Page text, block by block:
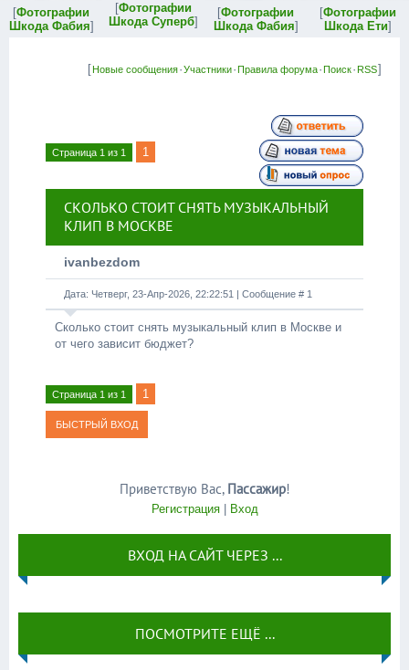
[Фотографии
Шкода Фабия]
[Фотографии
Шкода Суперб]
[Фотографии
Шкода Фабия]
[Фотографии
Шкода Ети]
[Новые сообщения·Участники·Правила форума·Поиск·RSS]
Страница 1 из 1 1
СКОЛЬКО СТОИТ СНЯТЬ МУЗЫКАЛЬНЫЙ
КЛИП В МОСКВЕ
ivanbezdom
Дата: Четверг, 23-Апр-2026, 22:22:51 | Сообщение # 1
Сколько стоит снять музыкальный клип в Москве и
от чего зависит бюджет?
Страница 1 из 1 1
Приветствую Вас, Пассажир!
Регистрация| Вход
ВХОД НА САЙТ ЧЕРЕЗ ...
ПОСМОТРИТЕ ЕЩЁ ...